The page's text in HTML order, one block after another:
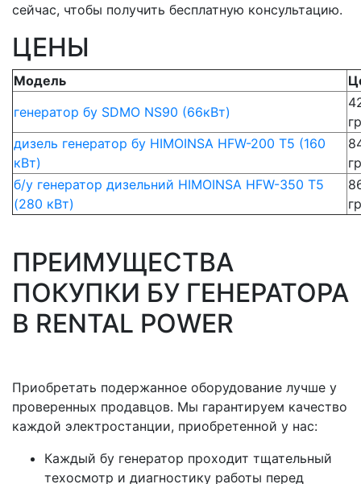
сейчас, чтобы получить бесплатную консультацию.
ЦЕНЫ
Модель
генератор бу SDMO NS90 (66кВт)
дизель генератор бу HIMOINSA HFW-200 T5 (160
кВт)
б/у генератор дизельний HIMOINSA HFW-350 T5
(280 кВт)
ПРЕИМУЩЕСТВА
ПОКУПКИ БУ ГЕНЕРАТОРА
В RENTAL POWER
Приобретать подержанное оборудование лучше у
проверенных продавцов. Мы гарантируем качество
каждой электростанции, приобретенной у нас:
Каждый бу генератор проходит тщательный
техосмотр и диагностику работы перед